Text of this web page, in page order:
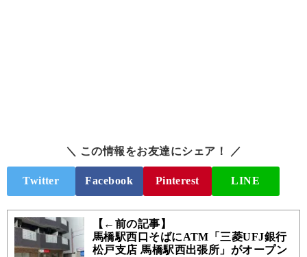
＼ この情報をお友達にシェア！ ／
Twitter Facebook Pinterest LINE
【←前の記事】
馬橋駅西口そばにATM「三菱UFJ銀行
松戸支店 馬橋駅西出張所」がオープン